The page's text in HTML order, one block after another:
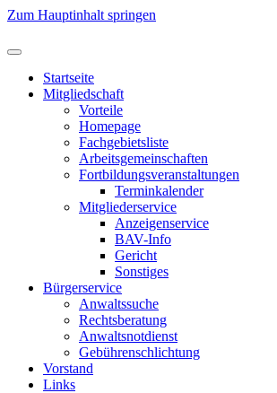
Zum Hauptinhalt springen
Startseite
Mitgliedschaft
Vorteile
Homepage
Fachgebietsliste
Arbeitsgemeinschaften
Fortbildungsveranstaltungen
Terminkalender
Mitgliederservice
Anzeigenservice
BAV-Info
Gericht
Sonstiges
Bürgerservice
Anwaltssuche
Rechtsberatung
Anwaltsnotdienst
Gebührenschlichtung
Vorstand
Links